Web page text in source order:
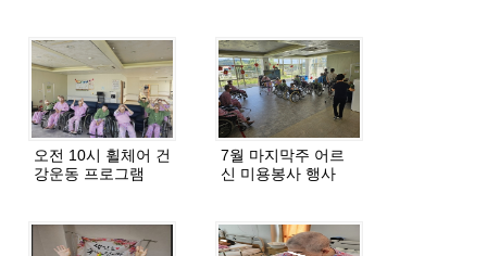
오전 10시 휠체어 건
강운동 프로그램
7월 마지막주 어르
신 미용봉사 행사